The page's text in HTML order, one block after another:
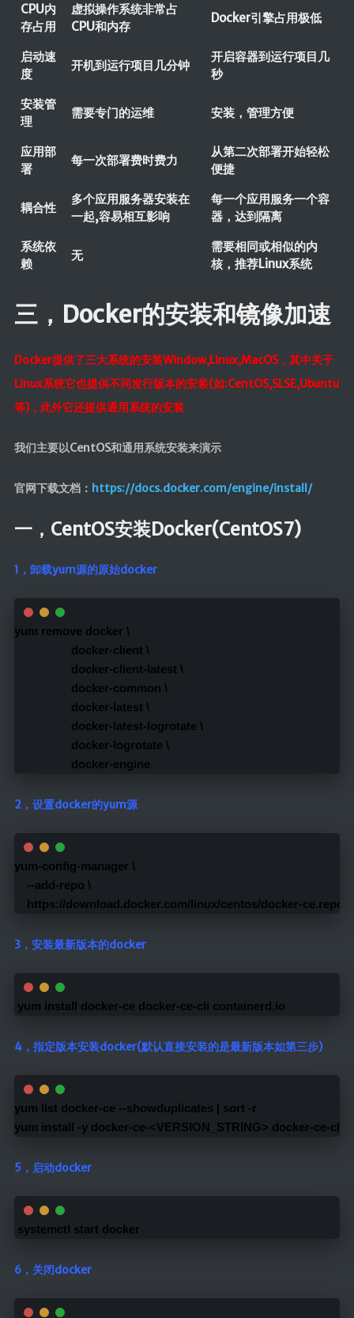
CPU内
存占用
虚拟操作系统非常占
CPU和内存
Docker引擎占用极低
启动速
度
开机到运行项目几分钟
开启容器到运行项目几
秒
安装管
理
需要专门的运维 安装，管理方便
应用部
署
每一次部署费时费力
从第二次部署开始轻松
便捷
耦合性
多个应用服务器安装在
一起,容易相互影响
每一个应用服务一个容
器，达到隔离
系统依
赖
无
需要相同或相似的内
核，推荐Linux系统
三，Docker的安装和镜像加速
Docker提供了三大系统的安装Window,Linux,MacOS，其中关于
Linux系统它也提供不同发行版本的安装(如:CentOS,SLSE,Ubuntu
等)，此外它还提供通用系统的安装
我们主要以CentOS和通用系统安装来演示
官网下载文档： https://docs.docker.com/engine/install/
一，CentOS安装Docker(CentOS7)
1，卸载yum源的原始docker
yum remove docker \
docker-client \
docker-client-latest \
docker-common \
docker-latest \
docker-latest-logrotate \
docker-logrotate \
docker-engine
2，设置docker的yum源
yum-config-manager \
--add-repo \
https://download.docker.com/linux/centos/docker-ce.repo
3，安装最新版本的docker
yum install docker-ce docker-ce-cli containerd.io
4，指定版本安装docker(默认直接安装的是最新版本如第三步)
yum list docker-ce --showduplicates | sort -r
yum install -y docker-ce-<VERSION_STRING> docker-ce-cli-
5，启动docker
systemctl start docker
6，关闭docker